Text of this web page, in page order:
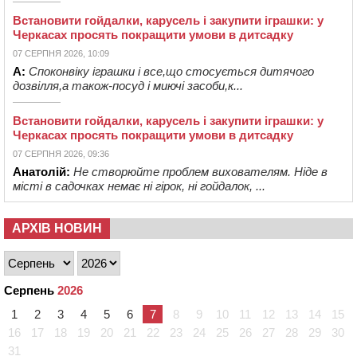
Встановити гойдалки, карусель і закупити іграшки: у
Черкасах просять покращити умови в дитсадку
07 СЕРПНЯ 2026, 10:09
А: Споконвіку іграшки і все,що стосується дитячого
дозвілля,а також-посуд і миючі засоби,к...
Встановити гойдалки, карусель і закупити іграшки: у
Черкасах просять покращити умови в дитсадку
07 СЕРПНЯ 2026, 09:36
Анатолій: Не створюйте проблем вихователям. Ніде в
місті в садочках немає ні гірок, ні гойдалок, ...
АРХІВ НОВИН
Серпень 2026
1
2 3 4 5 6 7 8 9 10 11 12 13 14
15
16
17 18 19 20 21 22 23 24 25 26 27 28 29
30
31